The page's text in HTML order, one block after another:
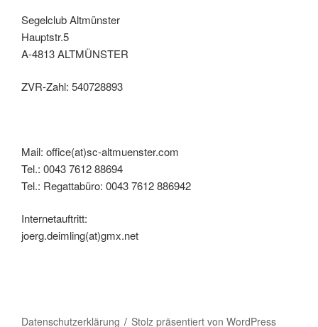
Segelclub Altmünster
Hauptstr.5
A-4813 ALTMÜNSTER
ZVR-Zahl: 540728893
Mail: office(at)sc-altmuenster.com
Tel.: 0043 7612 88694
Tel.: Regattabüro: 0043 7612 886942
Internetauftritt:
joerg.deimling(at)gmx.net
Datenschutzerklärung Stolz präsentiert von WordPress